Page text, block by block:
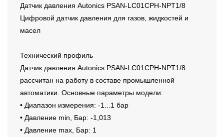
Датчик давления Autonics PSAN-LC01CPH-NPT1/8
Цифровой датчик давления для газов, жидкостей и
масел
Технический профиль
Датчик давления Autonics PSAN-LC01CPH-NPT1/8
рассчитан на работу в составе промышленной
автоматики. Основные параметры модели:
• Диапазон измерения: -1...1 бар
• Давление min, Бар: -1,013
• Давление max, Бар: 1